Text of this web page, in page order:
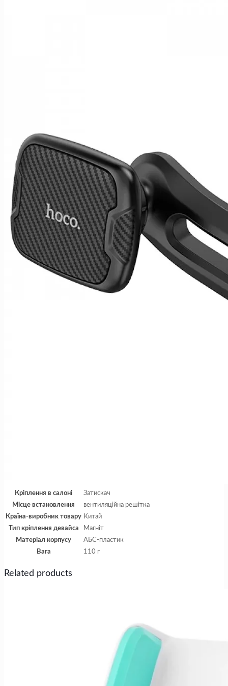
Кріплення в салоні
Затискач
Місце встановлення
вентиляційна решітка
Країна-виробник товару Китай
Тип кріплення девайса
Магніт
Матеріал корпусу
АБС-пластик
Вага
110 г
Related products